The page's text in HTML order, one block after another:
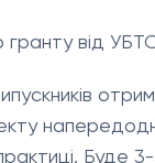
гранту від
Буде